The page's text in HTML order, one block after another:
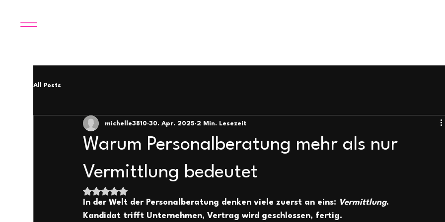
All Posts
Warum Personalberatung mehr als nur
Vermittlung bedeutet
michelle3810 30. Apr. 2025 2 Min. Lesezeit
Mit NaN von 5 Sternen bewertet.
In der Welt der Personalberatung denken viele zuerst an eins: Vermittlung.
Kandidat trifft Unternehmen, Vertrag wird geschlossen, fertig.